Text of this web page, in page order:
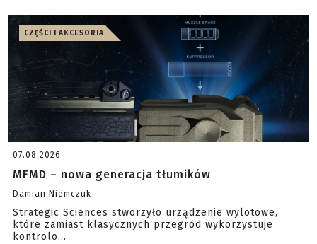
CZĘŚCI I AKCESORIA
07.08.2026
MFMD – nowa generacja tłumików
Damian Niemczuk
Strategic Sciences stworzyło urządzenie wylotowe,
które zamiast klasycznych przegród wykorzystuje
kontrolo...